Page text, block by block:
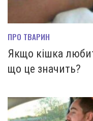
ПРО ТВАРИН
Якщо кішка
що це значить?